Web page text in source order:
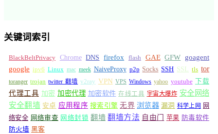
关键词索引
BlackBeltPrivacy Chrome DNS firefox flash GAE GFW
goagent
google ipv6 Linux mac meek NaiveProxy p2p Socks SSH SSL tls tor
toranger trojan twitter 翻墙 v2ray VPN VPS Windows yahoo youtube 下载
代理工具 加密 加密代理 加密软件 在线工具 宇宙大爆炸 安全网络
安全翻墙 安卓 应用程序 搜索引擎 无界 浏览器 漏洞 科学上网 网
络安全 网络审查 网络封锁 翻墙 翻墙方法 自由门 苹果 防毒软件
防火墙 黑客